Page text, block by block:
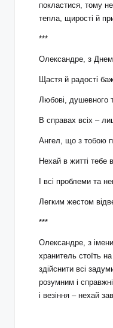
покластися, тому
тепла, щирості й
***
Олександре, з Днем
Щастя й радості
Любові, душевного
В справах всіх –
Ангел, що з тобою
Нехай в житті тебе
І всі проблеми та
Легким жестом
***
Олександре, з
хранитель стоїть
здійснити всі
розумним і
і везіння – нехай